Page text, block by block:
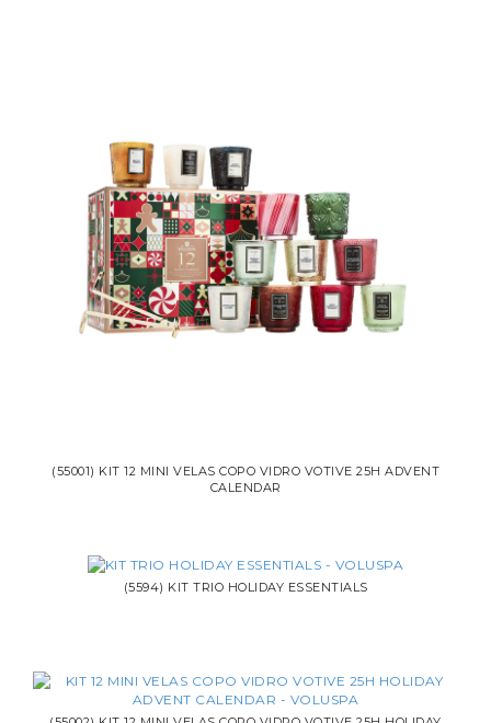
(55001) KIT 12 MINI VELAS COPO VIDRO VOTIVE 25H ADVENT
CALENDAR
(5594) KIT TRIO HOLIDAY ESSENTIALS